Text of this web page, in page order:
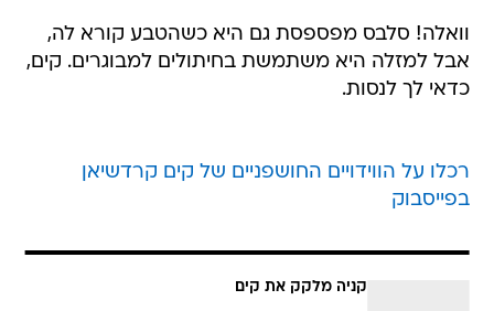
וואלה! סלבס מפספסת גם היא כשהטבע קורא לה,
אבל למזלה היא משתמשת בחיתולים למבוגרים. קים,
כדאי לך לנסות.
רכלו על הווידויים החושפניים של קים קרדשיאן
בפייסבוק
קניה מלקק את קים